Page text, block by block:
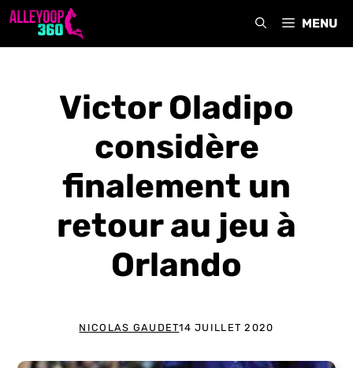
Aller
MENU
Victor Oladipo
considère
finalement un
retour au jeu à
Orlando
NICOLAS GAUDET14 JUILLET 2020